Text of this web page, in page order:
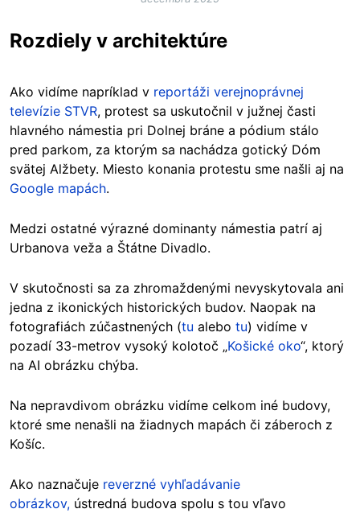
Rozdiely v architektúre
Ako vidíme napríklad v reportáži verejnoprávnej
televízie STVR, protest sa uskutočnil v južnej časti
hlavného námestia pri Dolnej bráne a pódium stálo
pred parkom, za ktorým sa nachádza gotický Dóm
svätej Alžbety. Miesto konania protestu sme našli aj na
Google mapách.
Medzi ostatné výrazné dominanty námestia patrí aj
Urbanova veža a Štátne Divadlo.
V skutočnosti sa za zhromaždenými nevyskytovala ani
jedna z ikonických historických budov. Naopak na
fotografiách zúčastnených (tu alebo tu) vidíme v
pozadí 33-metrov vysoký kolotoč „Košické oko“, ktorý
na AI obrázku chýba.
Na nepravdivom obrázku vidíme celkom iné budovy,
ktoré sme nenašli na žiadnych mapách či záberoch z
Košíc.
Ako naznačuje reverzné vyhľadávanie
obrázkov, ústredná budova spolu s tou vľavo